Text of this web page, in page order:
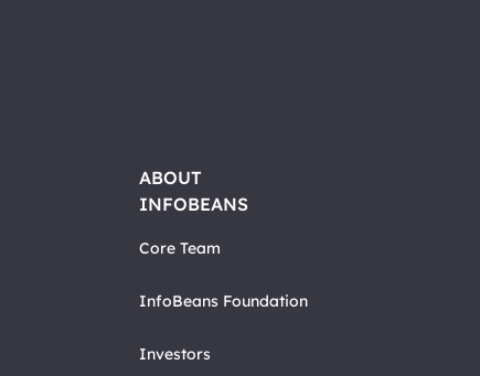
ABOUT
INFOBEANS
Core Team
InfoBeans Foundation
Investors